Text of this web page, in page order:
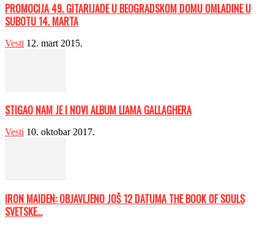
PROMOCIJA 49. GITARIJADE U BEOGRADSKOM DOMU OMLADINE U
SUBOTU 14. MARTA
Vesti 12. mart 2015.
STIGAO NAM JE I NOVI ALBUM LIAMA GALLAGHERA
Vesti 10. oktobar 2017.
IRON MAIDEN: OBJAVLJENO JOŠ 12 DATUMA THE BOOK OF SOULS
SVETSKE...